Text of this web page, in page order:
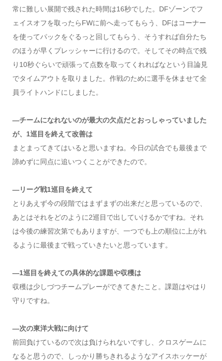
常に難しい展開で残された時間は16秒でした。DFゾーンでフ
ェイスオフを取ったらFWに前へ走ってもらう、DFはコーナー
を使ってパックをぐるっと回してもらう、そうすれば自分たち
のほうが早くプレッシャーに行けるので。そしてその時点で残
り10秒ぐらいで頑張って点数を取ってくれればなという目論見
でタイムアウトを取りました。作戦のために選手を休ませて全
員ライトハンドにしました。
―チームになれないのが最大の欠点だとおっしゃっていました
が、1巡目を終えて改善は
まとまってきてはいると思いますね。今日の試合でも最後まで
諦めずに同点に追いつくことができたので。
―リーグ戦1巡目を終えて
とりあえず今の段階ではまずまずの出来だと思っているので、
あとはそれをどのように2巡目で出していけるかですね。それ
は今後の練習次第でもありますが、一つでも上の順位に上がれ
るように最後まで戦っていきたいと思っています。
―1巡目を終えての具体的な課題や収穫は
収穫は少しづつチームプレーができてきたこと。課題はやはり
守りですね。
―次の東洋大戦に向けて
前回負けているので次は負けられないですし、クロスゲームに
なると思うので、しっかり勝ちきれるようなアイスホッケーが